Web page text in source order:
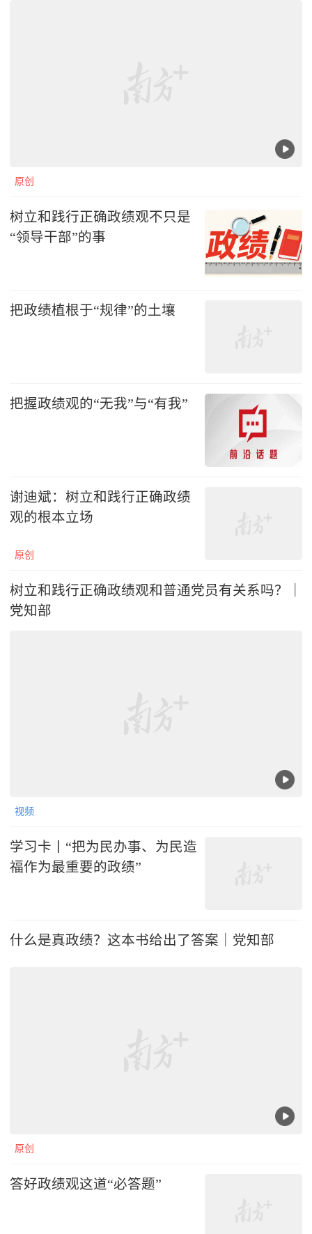
原创
树立和践行正确政绩观不只是
“领导干部”的事
把政绩植根于“规律”的土壤
把握政绩观的“无我”与“有我”
谢迪斌：树立和践行正确政绩
观的根本立场
原创
树立和践行正确政绩观和普通党员有关系吗？｜
党知部
视频
学习卡丨“把为民办事、为民造
福作为最重要的政绩”
什么是真政绩？这本书给出了答案｜党知部
原创
答好政绩观这道“必答题”